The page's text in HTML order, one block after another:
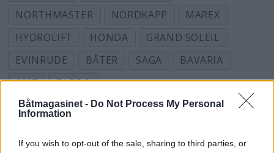
Båtmagasinet - Do Not Process My Personal
Information
If you wish to opt-out of the sale, sharing to third parties, or
NORTHMASTER
NORDKAPP
MAREX
HYDROLIFT
HONDA
GRAND SOLEIL
EVINRUDE
BÅTER SAGA
BAVARIA
AMT
PARDO